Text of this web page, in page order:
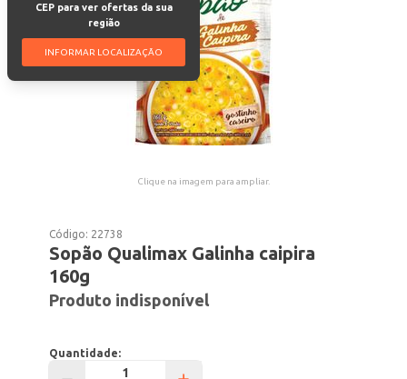
CEP para ver ofertas da sua
região
INFORMAR LOCALIZAÇÃO
Clique na imagem para ampliar.
Código: 22738
Sopão Qualimax Galinha caipira
160g
Produto indisponível
Quantidade: